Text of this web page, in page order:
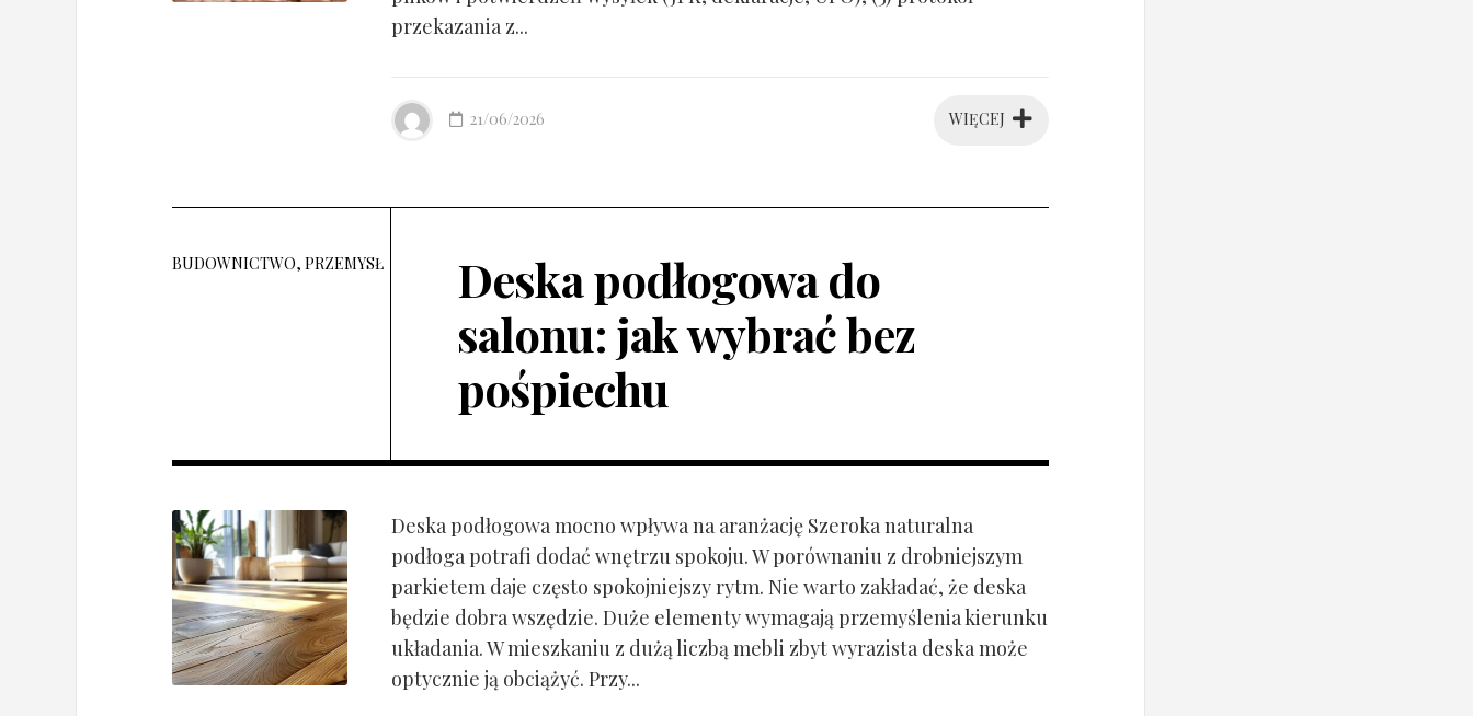
przekazania z...
WIĘCEJ
21/06/2026
BUDOWNICTWO, PRZEMYSŁ
Deska podłogowa do
salonu: jak wybrać bez
pośpiechu
Deska podłogowa mocno wpływa na aranżację Szeroka naturalna
podłoga potrafi dodać wnętrzu spokoju. W porównaniu z drobniejszym
parkietem daje często spokojniejszy rytm. Nie warto zakładać, że deska
będzie dobra wszędzie. Duże elementy wymagają przemyślenia kierunku
układania. W mieszkaniu z dużą liczbą mebli zbyt wyrazista deska może
optycznie ją obciążyć. Przy...